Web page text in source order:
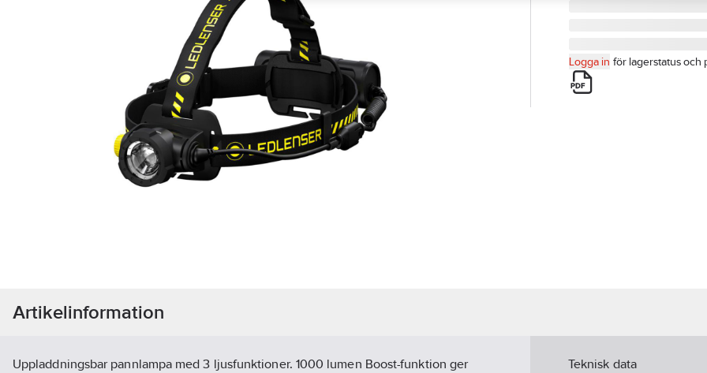
Logga in för lagerstatus och
Artikelinformation
Uppladdningsbar pannlampa med 3 ljusfunktioner. 1000 lumen Boost-funktion ger
Teknisk data